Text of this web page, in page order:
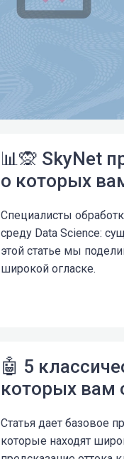
📊🙊 SkyNet
о которых
Специалисты
среду Data Science:
этой статье мы
широкой огласке.
🤖 5
которых вам
Статья дает базовое
которые находят